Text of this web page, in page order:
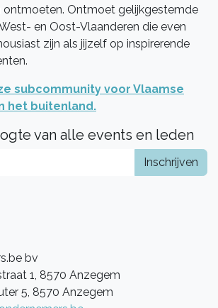
ontmoeten. Ontmoet gelijkgestemde
en Oost-Vlaanderen die even
zijn als jijzelf op inspirerende
subcommunity voor Vlaamse
het buitenland.
van alle events en leden
Inschrijven
bv
1, 8570 Anzegem
5, 8570 Anzegem